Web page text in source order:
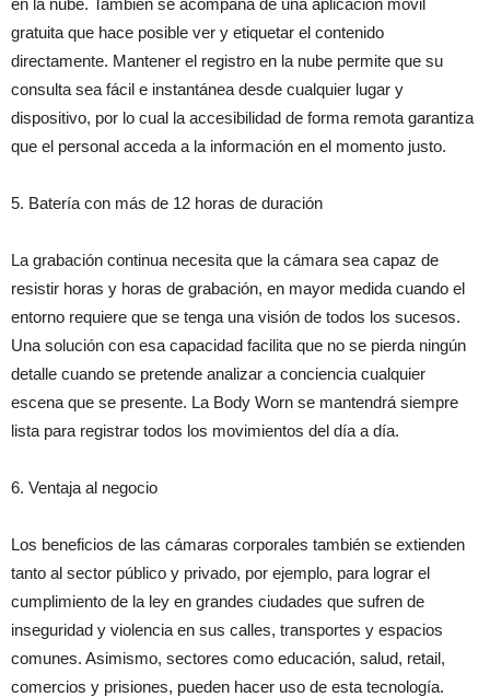
gratuita que hace posible ver y etiquetar el contenido
directamente. Mantener el registro en la nube permite que su
consulta sea fácil e instantánea desde cualquier lugar y
dispositivo, por lo cual la accesibilidad de forma remota garantiza
que el personal acceda a la información en el momento justo.
5. Batería con más de 12 horas de duración
La grabación continua necesita que la cámara sea capaz de
resistir horas y horas de grabación, en mayor medida cuando el
entorno requiere que se tenga una visión de todos los sucesos.
Una solución con esa capacidad facilita que no se pierda ningún
detalle cuando se pretende analizar a conciencia cualquier
escena que se presente. La Body Worn se mantendrá siempre
lista para registrar todos los movimientos del día a día.
6. Ventaja al negocio
Los beneficios de las cámaras corporales también se extienden
tanto al sector público y privado, por ejemplo, para lograr el
cumplimiento de la ley en grandes ciudades que sufren de
inseguridad y violencia en sus calles, transportes y espacios
comunes. Asimismo, sectores como educación, salud, retail,
comercios y prisiones, pueden hacer uso de esta tecnología.